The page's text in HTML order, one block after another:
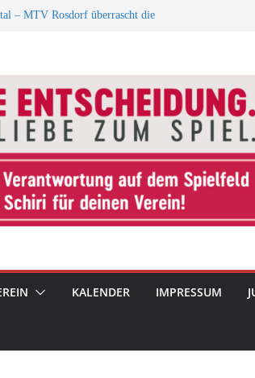
Hardenberg in
– Rauschenwasser
KALENDER IMPRESSUM